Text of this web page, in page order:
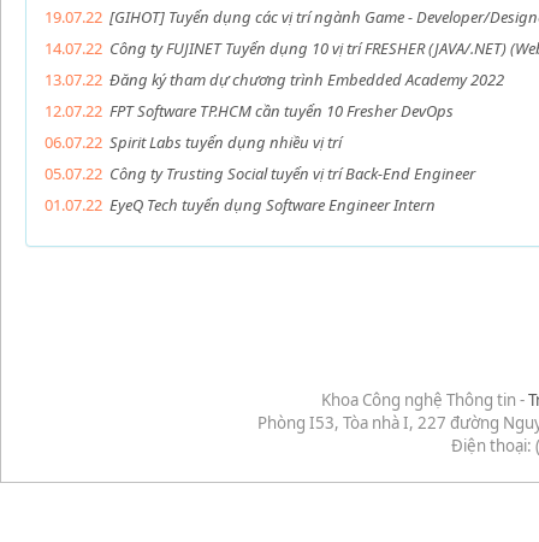
19.07.22 [GIHOT] Tuyển dụng các vị trí ngành Game - Developer/
14.07.22 Công ty FUJINET Tuyển dụng 10 vị trí FRESHER (JAVA/.NET)
13.07.22 Đăng ký tham dự chương trình Embedded Academy 2022
12.07.22 FPT Software TP.HCM cần tuyển 10 Fresher DevOps
06.07.22 Spirit Labs tuyển dụng nhiều vị trí
05.07.22 Công ty Trusting Social tuyển vị trí Back-End Engineer
01.07.22 EyeQ Tech tuyển dụng Software Engineer Intern
Khoa Công nghệ Thông tin -
Phòng I53, Tòa nhà I, 227 đường
Điện thoại: